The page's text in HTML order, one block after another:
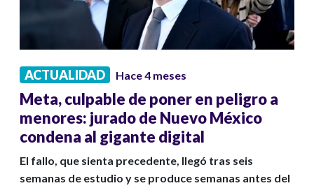
ACTUALIDAD Hace 4 meses
Meta, culpable de poner en peligro a
menores: jurado de Nuevo México
condena al gigante digital
El fallo, que sienta precedente, llegó tras seis
semanas de estudio y se produce semanas antes del